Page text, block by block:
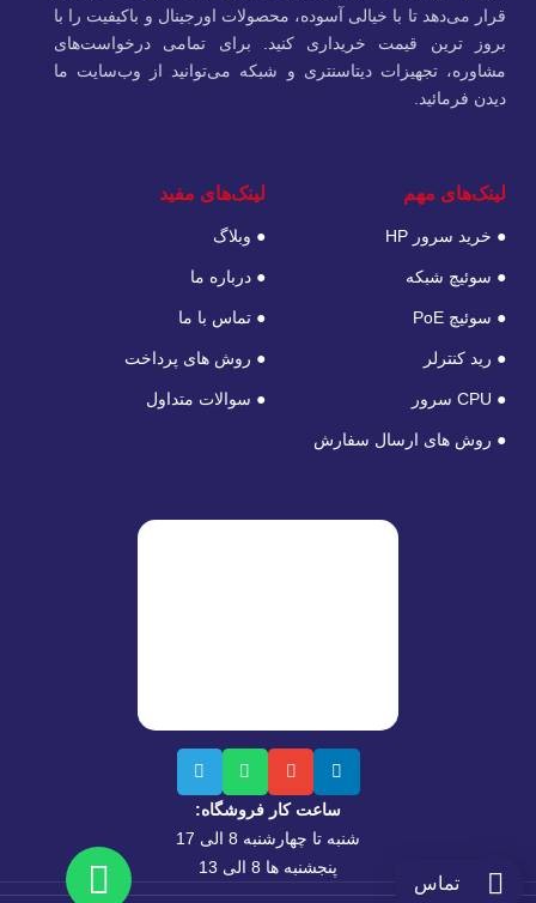
قرار می‌دهد تا با خیالی آسوده، محصولات اورجینال و باکیفیت را با
بروز ترین قیمت خریداری کنید. برای تمامی درخواست‌های
مشاوره، تجهیزات دیتاسنتری و شبکه می‌توانید از وب‌سایت ما
دیدن فرمائید.
لینک‌های مهم
● خرید سرور HP
● سوئیچ شبکه
● سوئیچ PoE
● رید کنترلر
● CPU سرور
● روش های ارسال سفارش
لینک‌های مفید
● وبلاگ
● درباره ما
● تماس با ما
● روش های پرداخت
● سوالات متداول
ساعت کار فروشگاه:
شنبه تا چهارشنبه 8 الی 17
پنجشنبه ها 8 الی 13
تماس